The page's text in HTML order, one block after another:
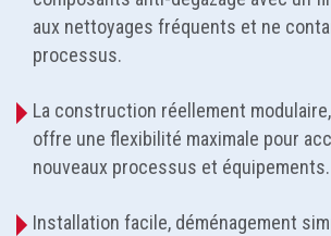
aux nettoyages fréquents et ne
processus.
La construction réellement
offre une flexibilité maximale pour
nouveaux processus et équipements.
Installation facile, déménagement